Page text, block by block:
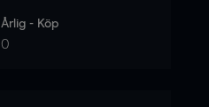
Årlig - Köp
0